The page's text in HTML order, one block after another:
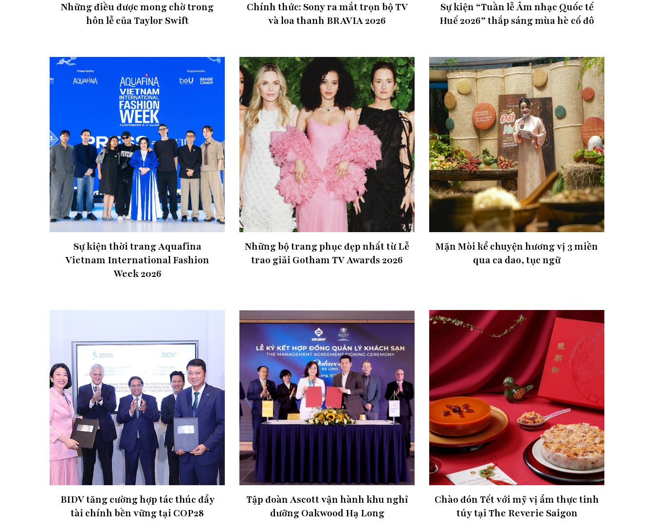
Những điều được mong chờ trong
hôn lễ của Taylor Swift
Chính thức: Sony ra mắt trọn bộ TV
và loa thanh BRAVIA 2026
Sự kiện “Tuần lễ Âm nhạc Quốc tế
Huế 2026” thắp sáng mùa hè cố đô
Sự kiện thời trang Aquafina
Vietnam International Fashion
Week 2026
Những bộ trang phục đẹp nhất từ Lễ
trao giải Gotham TV Awards 2026
Mặn Mòi kể chuyện hương vị 3 miền
qua ca dao, tục ngữ
BIDV tăng cường hợp tác thúc đẩy
tài chính bền vững tại COP28
Tập đoàn Ascott vận hành khu nghỉ
dưỡng Oakwood Hạ Long
Chào đón Tết với mỹ vị ẩm thực tinh
túy tại The Reverie Saigon